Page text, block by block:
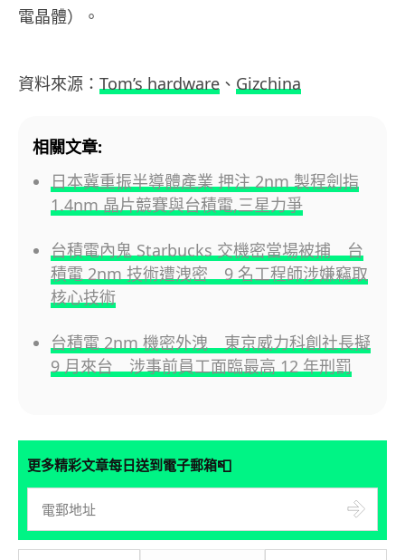
電晶體）。
資料來源： Tom’s hardware 、 Gizchina
相關文章:
日本冀重振半導體產業 押注 2nm 製程劍指
1.4nm 晶片競賽與台積電,三星力爭
台積電內鬼 Starbucks 交機密當場被捕 台
積電 2nm 技術遭洩密 9 名工程師涉嫌竊取
核心技術
台積電 2nm 機密外洩 東京威力科創社長擬
9 月來台 涉事前員工面臨最高 12 年刑罰
更多精彩文章每日送到電子郵箱📮